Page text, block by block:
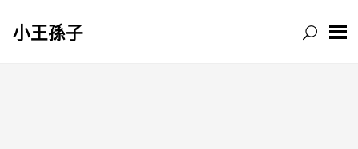
小王孫子